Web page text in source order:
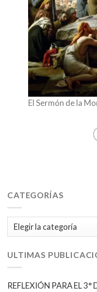
El Sermón de la
CATEGORÍAS
Categorías
ULTIMAS
REFLEXIÓN PARA EL